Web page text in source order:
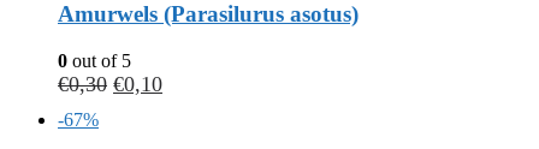
Amurwels (Parasilurus asotus)
0 out of 5
€0,30 €0,10
-67%